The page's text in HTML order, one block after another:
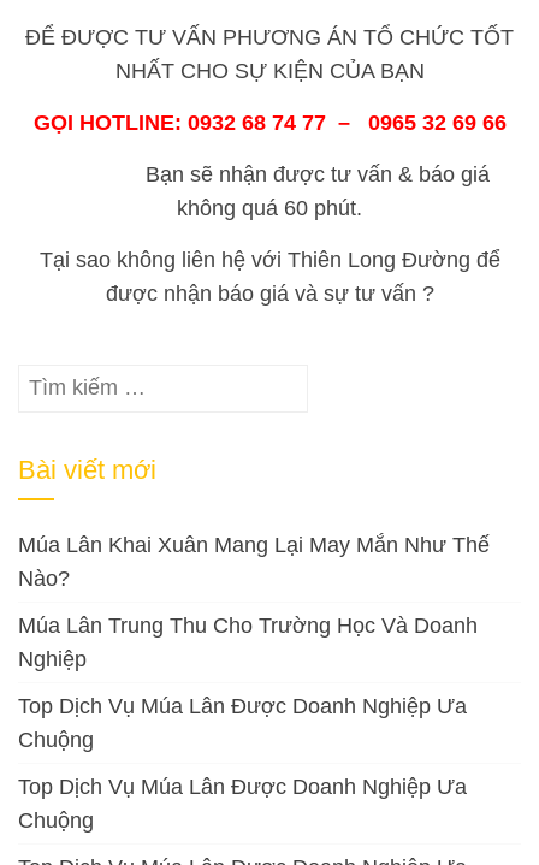
ĐỂ ĐƯỢC TƯ VẤN PHƯƠNG ÁN TỔ CHỨC TỐT
NHẤT CHO SỰ KIỆN CỦA BẠN
GỌI HOTLINE: 0932 68 74 77 – 0965 32 69 66
Bạn sẽ nhận được tư vấn & báo giá
không quá 60 phút.
Tại sao không liên hệ với Thiên Long Đường để
được nhận báo giá và sự tư vấn ?
Tìm
Bài viết mới
Múa Lân Khai Xuân Mang Lại May Mắn Như Thế
Nào?
Múa Lân Trung Thu Cho Trường Học Và Doanh
Nghiệp
Top Dịch Vụ Múa Lân Được Doanh Nghiệp Ưa
Chuộng
Top Dịch Vụ Múa Lân Được Doanh Nghiệp Ưa
Chuộng